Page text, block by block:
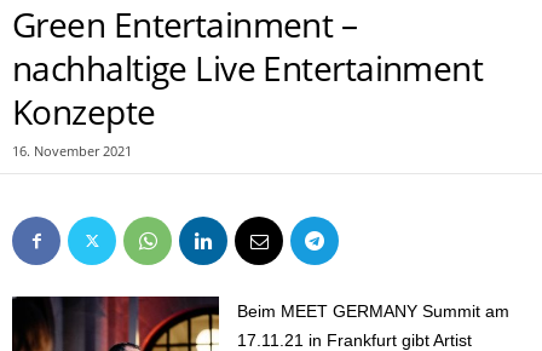
Green Entertainment –
nachhaltige Live Entertainment
Konzepte
16. November 2021
Beim MEET GERMANY Summit am
17.11.21 in Frankfurt gibt Artist